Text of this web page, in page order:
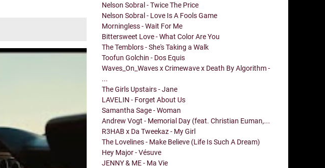
Nelson Sobral - Twice The Price
Nelson Sobral - Love Is A Fools Game
Morningless - Wait For Me
Bittersweet Love - What Color Are You
The Temblors - She's Taking a Walk
Toofun Golchin - Dos Equis
Waves_On_Waves x Crimewave x Death By Algorithm -
...
The Girls Upstairs - Jane
LAVELIN - Forget About Us
Samantha Sage - Woman
Andrew Vogt - Memorial Day (feat. Christian Euman,...
R3HAB x Da Tweekaz - My Girl
The Lovelines - Make Believe (Life Is Such A Dream)
Hey Major - Vésuve
JENNY & ME - Ma Vie